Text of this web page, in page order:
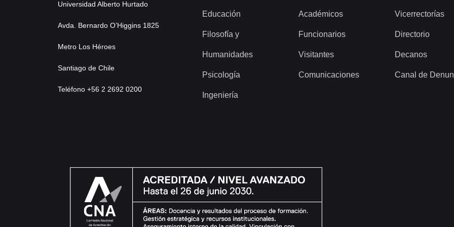
Universidad Alberto Hurtado
Avda. Bernardo O’Higgins 1825
Metro Los Héroes
Santiago de Chile
Teléfono +56 2 2692 0200
Educación
Filosofía y
Humanidades
Psicología
Ingeniería
Académicos
Funcionarios
Visitantes
Comunicaciones
Vicerrectorías
Directorio
Decanos
Canal de